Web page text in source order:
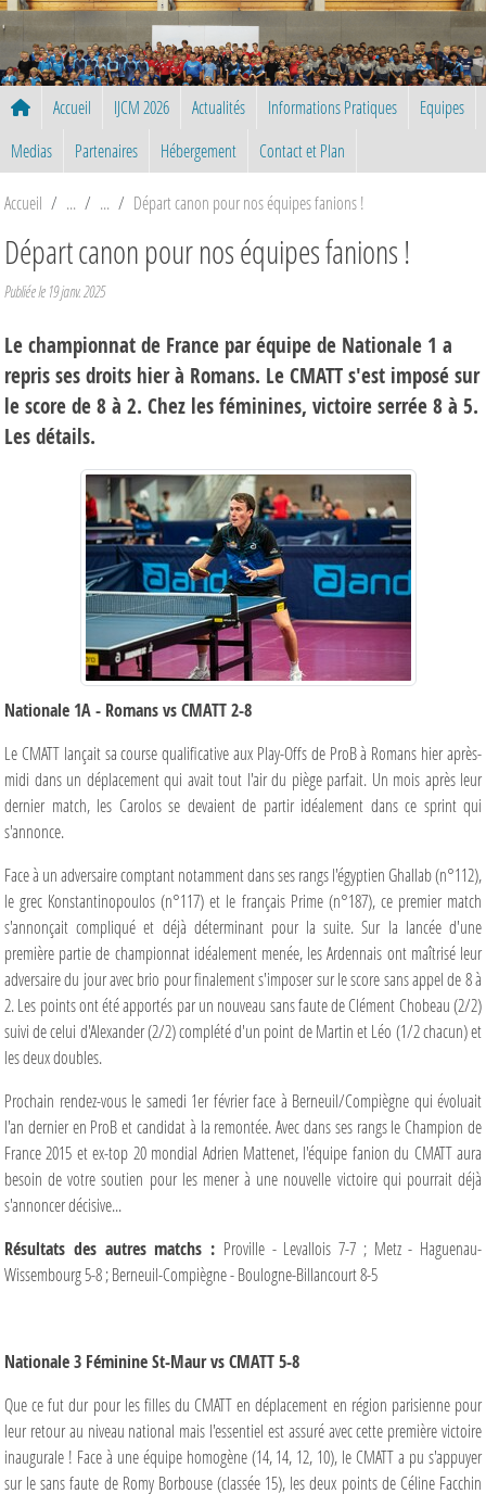
Accueil IJCM 2026 Actualités Informations Pratiques
Equipes
Medias
Partenaires Hébergement Contact et Plan
Accueil Départ canon pour nos équipes fanions !
Départ canon pour nos équipes fanions !
Publiée le 19 janv. 2025
Le championnat de France par équipe de Nationale 1 a
repris ses droits hier à Romans. Le CMATT s'est imposé sur
le score de 8 à 2. Chez les féminines, victoire serrée 8 à 5.
Les détails.
Nationale 1A - Romans vs CMATT 2-8
Le CMATT lançait sa course qualificative aux Play-Offs de ProB à Romans hier après-
midi dans un déplacement qui avait tout l'air du piège parfait. Un mois après leur
dernier match, les Carolos se devaient de partir idéalement dans ce sprint qui
s'annonce.
Face à un adversaire comptant notamment dans ses rangs l'égyptien Ghallab (n°112),
le grec Konstantinopoulos (n°117) et le français Prime (n°187), ce premier match
s'annonçait compliqué et déjà déterminant pour la suite. Sur la lancée d'une
première partie de championnat idéalement menée, les Ardennais ont maîtrisé leur
adversaire du jour avec brio pour finalement s'imposer sur le score sans appel de 8 à
2. Les points ont été apportés par un nouveau sans faute de Clément Chobeau (2/2)
suivi de celui d'Alexander (2/2) complété d'un point de Martin et Léo (1/2 chacun) et
les deux doubles.
Prochain rendez-vous le samedi 1er février face à Berneuil/Compiègne qui évoluait
l'an dernier en ProB et candidat à la remontée. Avec dans ses rangs le Champion de
France 2015 et ex-top 20 mondial Adrien Mattenet, l'équipe fanion du CMATT aura
besoin de votre soutien pour les mener à une nouvelle victoire qui pourrait déjà
s'annoncer décisive...
Résultats des autres matchs : Proville - Levallois 7-7 ; Metz - Haguenau-
Wissembourg 5-8 ; Berneuil-Compiègne - Boulogne-Billancourt 8-5
Nationale 3 Féminine St-Maur vs CMATT 5-8
Que ce fut dur pour les filles du CMATT en déplacement en région parisienne pour
leur retour au niveau national mais l'essentiel est assuré avec cette première victoire
inaugurale ! Face à une équipe homogène (14, 14, 12, 10), le CMATT a pu s'appuyer
sur le sans faute de Romy Borbouse (classée 15), les deux points de Céline Facchin
Panneau de gestion des cookies